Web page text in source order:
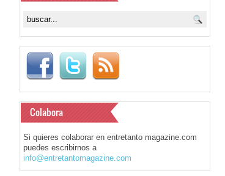
Colabora
Si quieres colaborar en entretanto magazine.com
puedes escribirnos a
info@entretantomagazine.com